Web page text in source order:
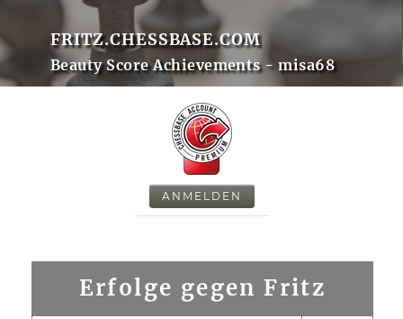
FRITZ.CHESSBASE.COM
Beauty Score Achievements - misa68
ANMELDEN
Erfolge gegen Fritz